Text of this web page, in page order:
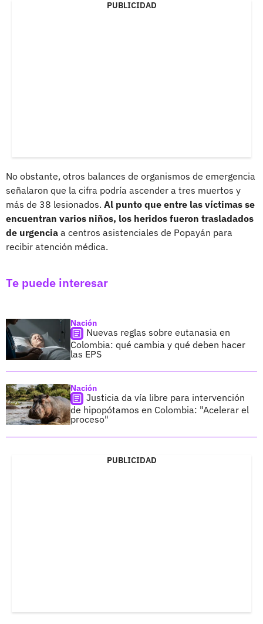
PUBLICIDAD
No obstante, otros balances de organismos de emergencia
señalaron que la cifra podría ascender a tres muertos y
más de 38 lesionados. Al punto que entre las víctimas se
encuentran varios niños, los heridos fueron trasladados
de urgencia a centros asistenciales de Popayán para
recibir atención médica.
Te puede interesar
Nación
Nuevas reglas sobre eutanasia en
Colombia: qué cambia y qué deben hacer
las EPS
Nación
Justicia da vía libre para intervención
de hipopótamos en Colombia: "Acelerar el
proceso"
PUBLICIDAD